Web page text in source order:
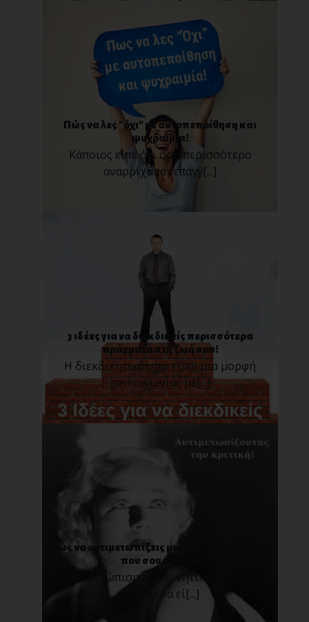
Πώς να λες "όχι" με αυτοπεποίθηση και
ψυχραιμία!
Κάποιος είπε ότι όσο περισσότερο
αναρριχάσαι επαγγ[...]
3 ιδέες για να διεκδικείς περισσότερα
πράγματα στη ζωή σου!
Η διεκδικητικότητα είναι μια μορφή
επικοινωνίας μέ[...]
Πώς να αντιμετωπίζεις μια αρνητική κριτική
που σου κάνουν
Η αντιμετώπιση της αρνητικής κριτικής
μπορεί να εί[...]